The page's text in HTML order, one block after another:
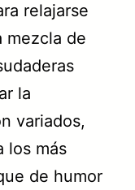
relajarse
mezcla de
la
variados,
los más
de humor